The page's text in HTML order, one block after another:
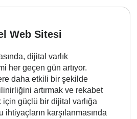
Web Sitesi
dijital varlık
her geçen gün artıyor.
daha etkili bir şekilde
artırmak ve rekabet
için güçlü bir dijital varlığa
ihtiyaçların karşılanmasında